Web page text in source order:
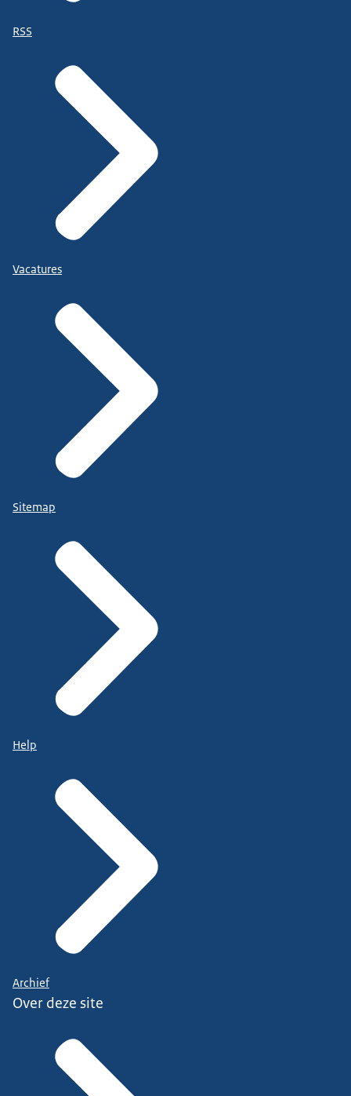
RSS
Vacatures
Sitemap
Help
Archief
Over deze site